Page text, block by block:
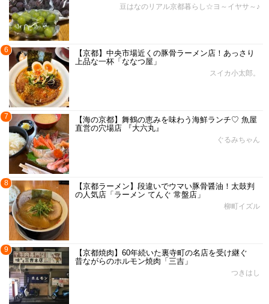
豆はなのリアル京都暮らし☆ヨ～イヤサ～♪
6
【京都】中央市場近くの豚骨ラーメン店！あっさり
上品な一杯「ななつ屋」
スイカ小太郎。
7
【海の京都】舞鶴の恵みを味わう海鮮ランチ♡ 魚屋
直営の穴場店 『大六丸』
ぐるみちゃん
8
【京都ラーメン】段違いでウマい豚骨醤油！太鼓判
の人気店「ラーメン てんぐ 常盤店」
柳町イズル
9
【京都焼肉】60年続いた裏寺町の名店を受け継ぐ
昔ながらのホルモン焼肉「三吉」
つきはし